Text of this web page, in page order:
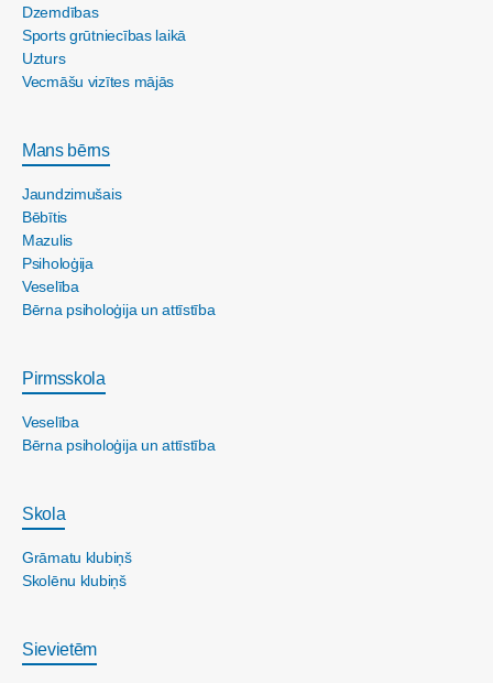
Dzemdības
Sports grūtniecības laikā
Uzturs
Vecmāšu vizītes mājās
Mans bērns
Jaundzimušais
Bēbītis
Mazulis
Psiholoģija
Veselība
Bērna psiholoģija un attīstība
Pirmsskola
Veselība
Bērna psiholoģija un attīstība
Skola
Grāmatu klubiņš
Skolēnu klubiņš
Sievietēm